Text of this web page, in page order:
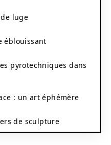
luge
éblouissant
pyrotechniques dans
: un art éphémère
de sculpture